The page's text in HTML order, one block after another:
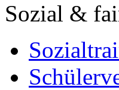
Sozial &